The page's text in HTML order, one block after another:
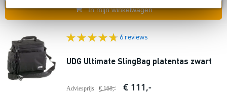
In mijn winkelwagen
6 reviews
UDG Ultimate SlingBag platentas zwart
Adviesprijs € 168,- € 111,-